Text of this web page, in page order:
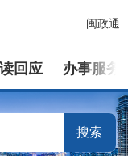
闽政通
回应 办事服务
搜索